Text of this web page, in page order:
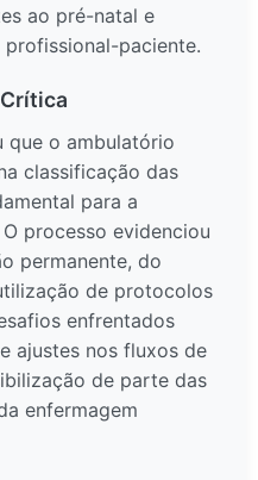
ao pré-natal e
paciente.
que o ambulatório
classificação das
para a
processo evidenciou
permanente, do
de protocolos
enfrentados
ajustes nos fluxos de
de parte das
enfermagem